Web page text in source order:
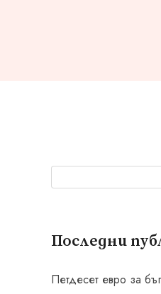
Последни
Петдесет евро за бъг